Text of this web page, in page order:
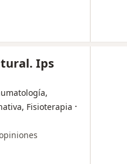
Ips
Fisioterapia ·